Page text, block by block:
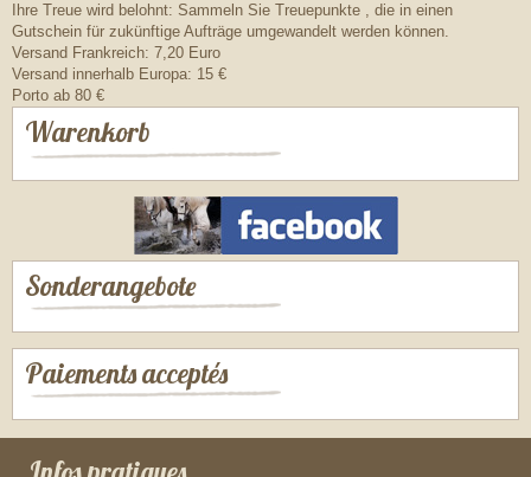
Ihre Treue wird belohnt: Sammeln Sie Treuepunkte , die in einen
Gutschein für zukünftige Aufträge umgewandelt werden können.
Versand Frankreich: 7,20 Euro
Versand innerhalb Europa: 15 €
Porto ab 80 €
Warenkorb
Sonderangebote
Paiements acceptés